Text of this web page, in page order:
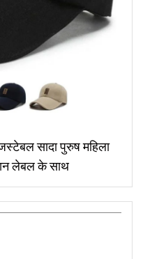
सादा पुरुष महिला
लेबल के साथ